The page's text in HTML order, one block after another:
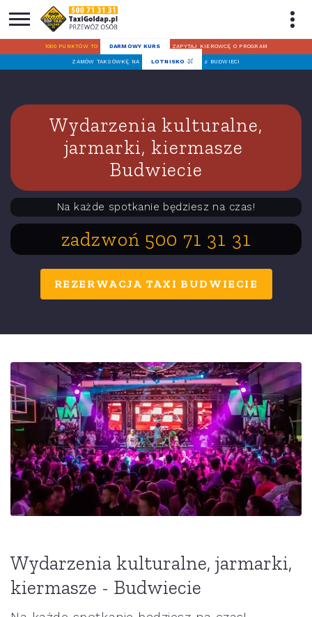
1000 PUNKTÓW TO DARMOWY KURS ZAPYTAJ KIEROWCĘ O PROGRAM
ZAMÓW TAKSÓWKĘ NA LOTNISKO z BUDWIECI
Wydarzenia kulturalne,
jarmarki, kiermasze
Budwiecie
Na każde spotkanie będziesz na czas!
zadzwoń 500 71 31 31
REZERWACJA TAXI BUDWIECIE
Wydarzenia kulturalne, jarmarki,
kiermasze - Budwiecie